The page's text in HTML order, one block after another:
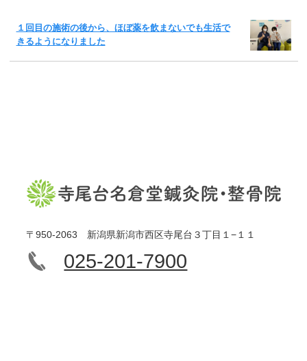
１回目の施術の後から、ほぼ薬を飲まないでも生活で
きるようになりました
〒950-2063 新潟県新潟市西区寺尾台３丁目１−１１
025-201-7900